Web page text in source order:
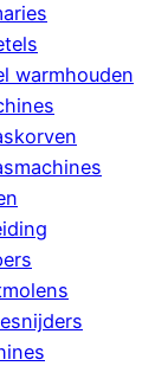
warmhouden